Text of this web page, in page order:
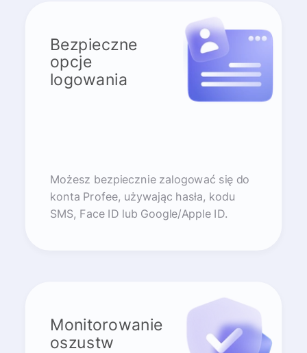
Bezpieczne
opcje
logowania
Możesz bezpiecznie zalogować się do
konta Profee, używając hasła, kodu
SMS, Face ID lub Google/Apple ID.
Monitorowanie
oszustw